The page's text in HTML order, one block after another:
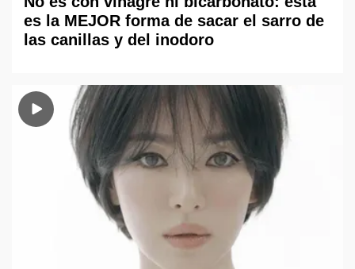
es la MEJOR forma de sacar el sarro de
las canillas y del inodoro